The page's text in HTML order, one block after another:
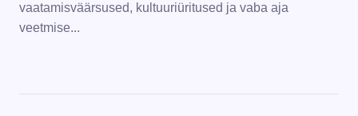
vaatamisväärsused, kultuuriüritused ja vaba aja
veetmise...